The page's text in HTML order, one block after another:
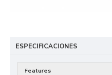
ESPECIFICACIONES
Features